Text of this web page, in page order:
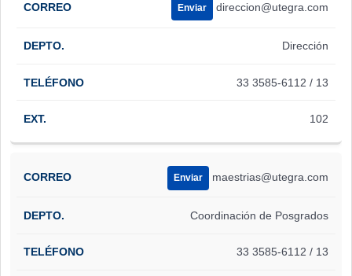
Enviar direccion@utegra.com
Dirección
33 3585-6112 / 13
102
Enviar maestrias@utegra.com
Coordinación de Posgrados
33 3585-6112 / 13